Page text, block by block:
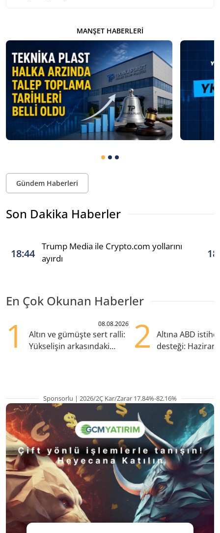
MANŞET HABERLERI
Gündem Haberleri
Son Dakika Haberler
18:44
Trump Media ile Crypto.com yollarını
ayırdı
En Çok Okunan Haberler
1 08.08.2026
Altın ve gümüşte sert ralli:
Yükselişin arkasındaki
2
Altına ABD
desteği:
Sponsorlu | 2026/2Ç Kar/Zarar 17.84%-82.16%